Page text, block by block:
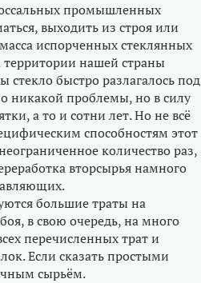
промышленных
выходить из строя или
испорченных стеклянных
территории нашей страны
стекло быстро разлагалось под
никакой проблемы, но в силу
а то и сотни лет. Но не всё
способностям этот
количество раз,
вторсырья намного
большие траты на
в свою очередь, на много
перечисленных трат и
Если сказать простыми
сырьём.